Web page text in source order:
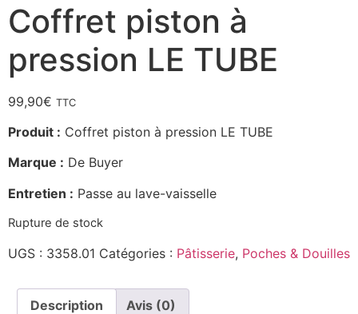
Coffret piston à
pression LE TUBE
99,90€ TTC
Produit : Coffret piston à pression LE TUBE
Marque : De Buyer
Entretien : Passe au lave-vaisselle
Rupture de stock
UGS : 3358.01 Catégories : Pâtisserie, Poches & Douilles
Description Avis (0)